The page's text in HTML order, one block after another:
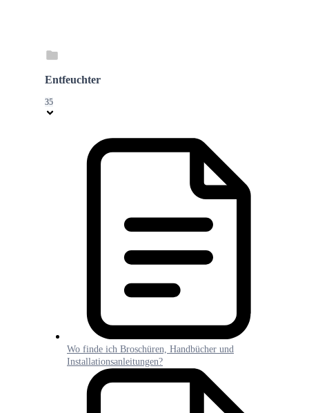
Entfeuchter
35
Wo finde ich Broschüren, Handbücher und
Installationsanleitungen?